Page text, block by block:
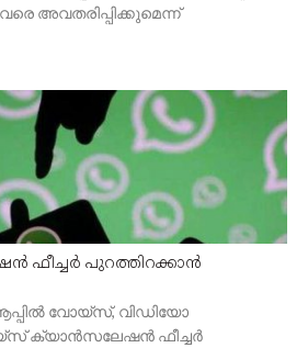
അവതരിപ്പിക്കുമെന്ന്
ഫീച്ചര്‍ പുറത്തിറക്കാന്‍
വോയ്സ്, വിഡിയോ
ക്യാന്‍സലേഷന്‍ ഫീച്ചര്‍